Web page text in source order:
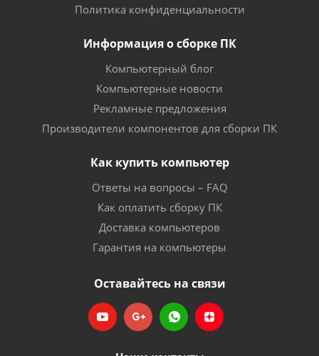
Политика конфиденциальности
Информация о сборке ПК
Компьютерный блог
Компьютерные новости
Рекламные предложения
Производители компонентов для сборки ПК
Как купить компьютер
Ответы на вопросы – FAQ
Как оплатить сборку ПК
Доставка компьютеров
Гарантия на компьютеры
Оставайтесь на связи